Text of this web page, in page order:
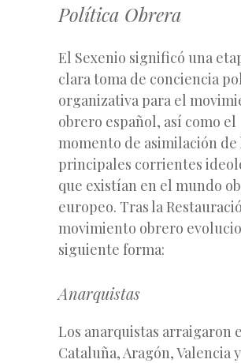
Política Obrera
El Sexenio significó una
clara toma de conciencia
organizativa para el
obrero español, así como el
momento de asimilación de
principales corrientes
que existían en el mundo
europeo. Tras la
movimiento obrero
siguiente forma:
Anarquistas
Los anarquistas arraigaron
Cataluña, Aragón, Valencia y